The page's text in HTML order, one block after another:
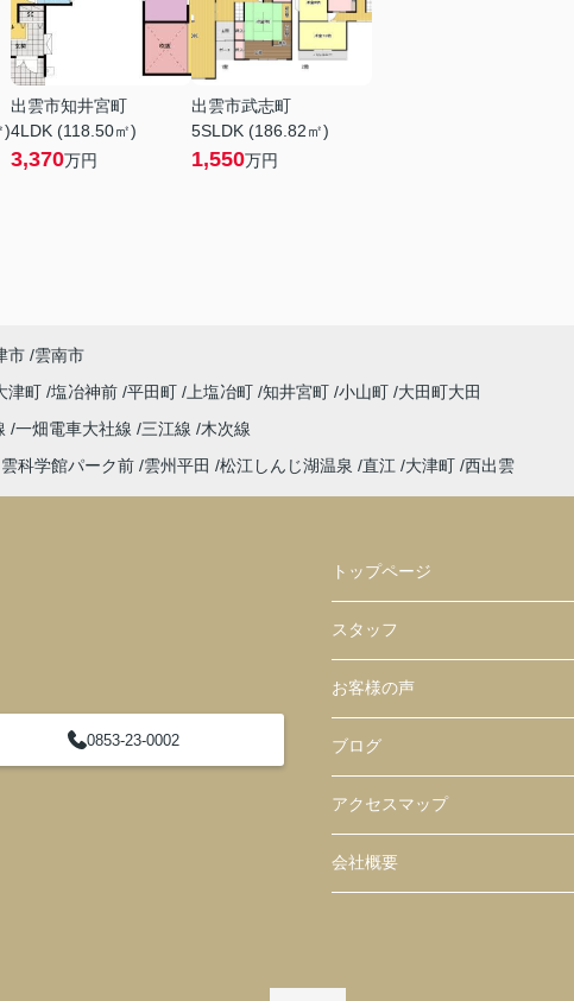
)
出雲市知井宮町
4LDK (118.50㎡)
3,370万円
出雲市武志町
5SLDK (186.82㎡)
1,550万円
市 雲南市
津町 塩冶神前 平田町 上塩冶町 知井宮町 小山町 大田町大田
一畑電車大社線 三江線
木次線
科学館パーク前 雲州平田 松江しんじ湖温泉 直江 大津町 西出雲
0853-23-0002
トップページ
スタッフ
お客様の声
ブログ
アクセスマップ
会社概要